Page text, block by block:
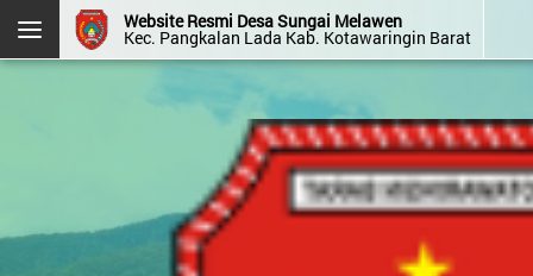
DESA SUNGAI MELAWEN
Kec. Pangkalan Lada
Prov. Kalimantan Tengah
Login
Admin
Layanan
Mandiri
Website Resmi Desa Sungai Melawen
Kec. Pangkalan Lada Kab. Kotawaringin Barat